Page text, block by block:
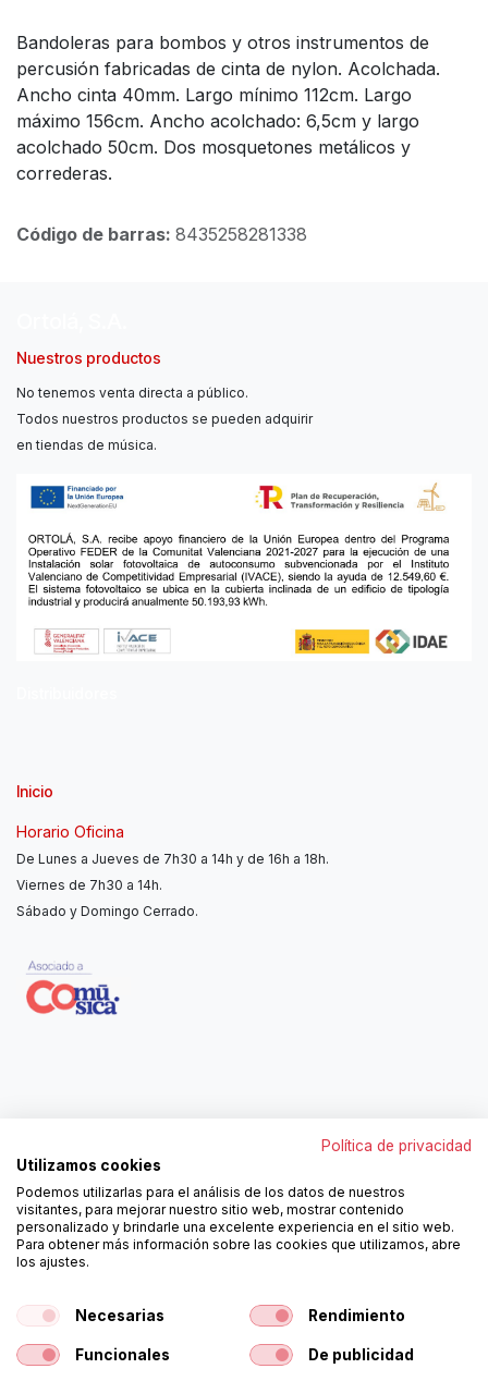
Bandoleras para bombos y otros instrumentos de
percusión fabricadas de cinta de nylon. Acolchada.
Ancho cinta 40mm. Largo mínimo 112cm. Largo
máximo 156cm. Ancho acolchado: 6,5cm y largo
acolchado 50cm. Dos mosquetones metálicos y
correderas.
Código de barras: 8435258281338
Nuestros productos
No tenemos venta directa a público.
Todos nuestros productos se pueden adquirir
en tiendas de música.
Inicio
Horario Oficina
De Lunes a Jueves de 7h30 a 14h y de 16h a 18h.
Viernes de 7h30 a 14h.
Sábado y Domingo Cerrado.
962250313
ortola@ortola-sa.es
Av. d'Albaida, s/n
46840 La Pobla del Duc (Valencia)
¡Síguenos!
Política de privacidad
Utilizamos cookies
Podemos utilizarlas para el análisis de los datos de nuestros
visitantes, para mejorar nuestro sitio web, mostrar contenido
personalizado y brindarle una excelente experiencia en el sitio web.
Para obtener más información sobre las cookies que utilizamos, abre
los ajustes.
Necesarias Rendimiento
Funcionales De publicidad